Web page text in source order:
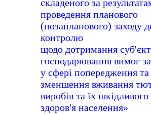
складеного за
проведення планового
(позапланового) заходу
контролю
щодо дотримання
господарювання вимог
у сфері попередження та
зменшення вживання
виробів та їх
здоров'я населення»